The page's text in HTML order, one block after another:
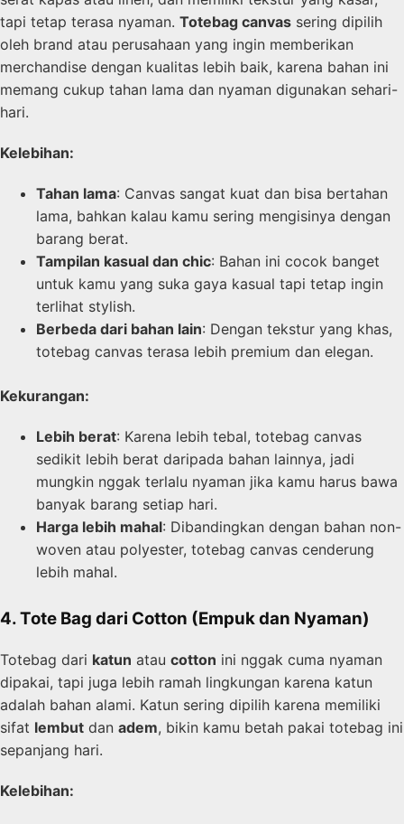
tapi tetap terasa nyaman. Totebag canvas sering dipilih
oleh brand atau perusahaan yang ingin memberikan
merchandise dengan kualitas lebih baik, karena bahan ini
memang cukup tahan lama dan nyaman digunakan sehari-
hari.
Kelebihan:
Tahan lama: Canvas sangat kuat dan bisa bertahan
lama, bahkan kalau kamu sering mengisinya dengan
barang berat.
Tampilan kasual dan chic: Bahan ini cocok banget
untuk kamu yang suka gaya kasual tapi tetap ingin
terlihat stylish.
Berbeda dari bahan lain: Dengan tekstur yang khas,
totebag canvas terasa lebih premium dan elegan.
Kekurangan:
Lebih berat: Karena lebih tebal, totebag canvas
sedikit lebih berat daripada bahan lainnya, jadi
mungkin nggak terlalu nyaman jika kamu harus bawa
banyak barang setiap hari.
Harga lebih mahal: Dibandingkan dengan bahan non-
woven atau polyester, totebag canvas cenderung
lebih mahal.
4. Tote Bag dari Cotton (Empuk dan Nyaman)
Totebag dari katun atau cotton ini nggak cuma nyaman
dipakai, tapi juga lebih ramah lingkungan karena katun
adalah bahan alami. Katun sering dipilih karena memiliki
sifat lembut dan adem, bikin kamu betah pakai totebag ini
sepanjang hari.
Kelebihan: